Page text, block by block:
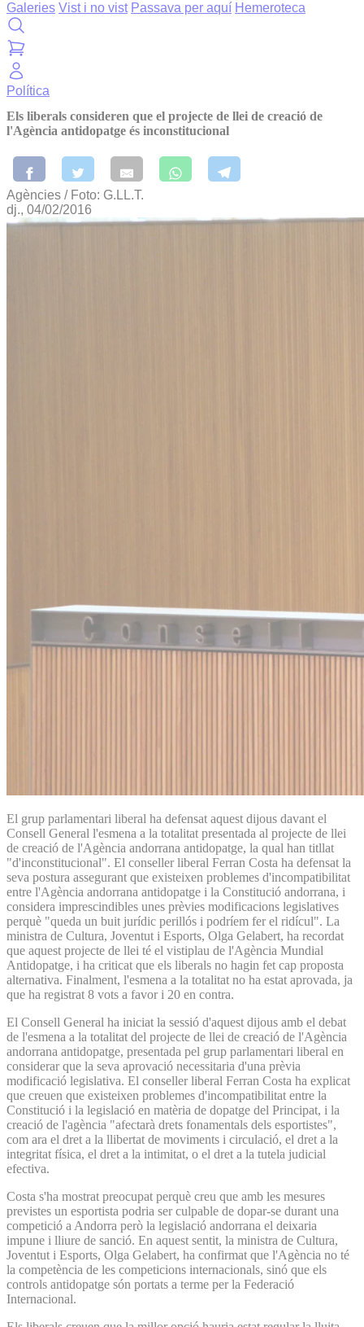
Galeries Vist i no vist Passava per aquí Hemeroteca
Política
Els liberals consideren que el projecte de llei de creació de
l'Agència antidopatge és inconstitucional
Agències / Foto: G.LL.T.
dj., 04/02/2016
El grup parlamentari liberal ha defensat aquest dijous davant el
Consell General l'esmena a la totalitat presentada al projecte de llei
de creació de l'Agència andorrana antidopatge, la qual han titllat
"d'inconstitucional". El conseller liberal Ferran Costa ha defensat la
seva postura assegurant que existeixen problemes d'incompatibilitat
entre l'Agència andorrana antidopatge i la Constitució andorrana, i
considera imprescindibles unes prèvies modificacions legislatives
perquè "queda un buit jurídic perillós i podríem fer el ridícul". La
ministra de Cultura, Joventut i Esports, Olga Gelabert, ha recordat
que aquest projecte de llei té el vistiplau de l'Agència Mundial
Antidopatge, i ha criticat que els liberals no hagin fet cap proposta
alternativa. Finalment, l'esmena a la totalitat no ha estat aprovada, ja
que ha registrat 8 vots a favor i 20 en contra.
El Consell General ha iniciat la sessió d'aquest dijous amb el debat
de l'esmena a la totalitat del projecte de llei de creació de l'Agència
andorrana antidopatge, presentada pel grup parlamentari liberal en
considerar que la seva aprovació necessitaria d'una prèvia
modificació legislativa. El conseller liberal Ferran Costa ha explicat
que creuen que existeixen problemes d'incompatibilitat entre la
Constitució i la legislació en matèria de dopatge del Principat, i la
creació de l'agència "afectarà drets fonamentals dels esportistes",
com ara el dret a la llibertat de moviments i circulació, el dret a la
integritat física, el dret a la intimitat, o el dret a la tutela judicial
efectiva.
Costa s'ha mostrat preocupat perquè creu que amb les mesures
previstes un esportista podria ser culpable de dopar-se durant una
competició a Andorra però la legislació andorrana el deixaria
impune i lliure de sanció. En aquest sentit, la ministra de Cultura,
Joventut i Esports, Olga Gelabert, ha confirmat que l'Agència no té
la competència de les competicions internacionals, sinó que els
controls antidopatge són portats a terme per la Federació
Internacional.